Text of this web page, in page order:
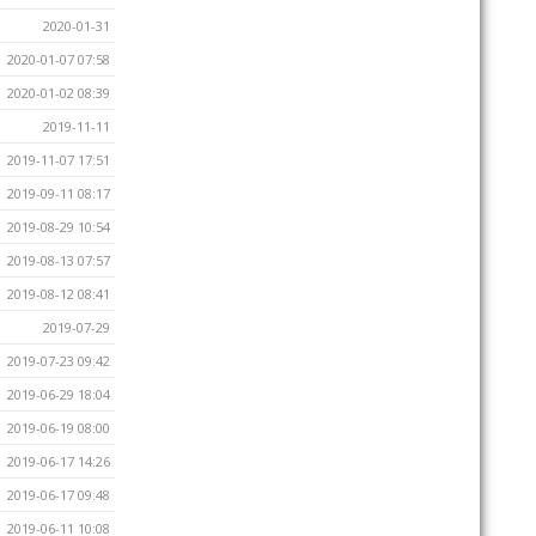
2020-01-31
2020-01-07 07:58
2020-01-02 08:39
2019-11-11
2019-11-07 17:51
2019-09-11 08:17
2019-08-29 10:54
2019-08-13 07:57
2019-08-12 08:41
2019-07-29
2019-07-23 09:42
2019-06-29 18:04
2019-06-19 08:00
2019-06-17 14:26
2019-06-17 09:48
2019-06-11 10:08